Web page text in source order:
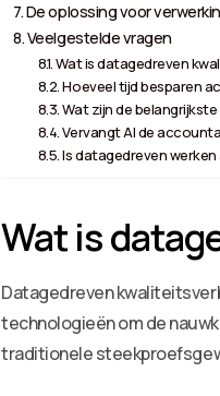
De oplossing voor
Veelgestelde vragen
Wat is datagedreven
Hoeveel tijd besparen
Wat zijn de
Vervangt AI de
Is datagedreven
Wat is
Datagedreven
technologieën om de
traditionele